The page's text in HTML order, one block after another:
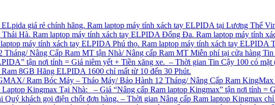
giá rẻ chính hãng. Ram laptop máy tính xách tay ELPIDA tại Lương Thế
Hà. Ram laptop máy tính xách tay ELPIDA Đống Đa. Ram laptop máy tính
máy tính xách tay ELPIDA Phú thọ. Ram laptop máy tính xách tay ELPIDA
Nâng Cấp Ram MT tận Nhà/ Nâng cấp Ram MT Miễn phí tại cửa hàng
tận nơi tính = Giá niêm yết + Tiền xăng xe. – Thời gian Tin Cậy 100 có mặt
8GB Hãng ELPIDA 1600 chỉ mất từ 10 đến 30 Phút.
Ram Bóc Máy – Tháo Máy/ Bảo Hành 12 Tháng/ Nâng Cấp Ram
Kingmax Tại Nhà: – Giá “Nâng cấp Ram laptop Kingmax” tận nơi tính =
Quý khách gọi điện chốt đơn hàng. – Thời gian Nâng cấp Ram laptop Kingmax